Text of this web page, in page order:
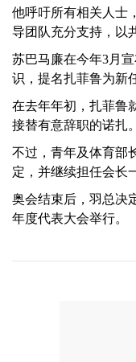
他呼吁所有相关人士
导团队充分支持，以
苏巴马廉在今年3月
识，提名扎菲鲁为新
在去年年初，扎菲鲁
接替有意辞职的诺扎。
不过，青年及体育部
定，并继续担任会长
奥会结束后，羽总决
年度代表大会举行。